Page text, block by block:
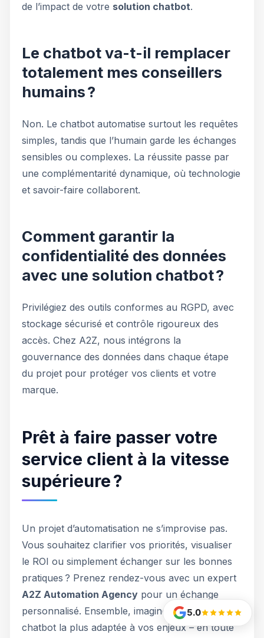
de l’impact de votre solution chatbot.
Le chatbot va-t-il remplacer
totalement mes conseillers
humains ?
Non. Le chatbot automatise surtout les requêtes
simples, tandis que l’humain garde les échanges
sensibles ou complexes. La réussite passe par
une complémentarité dynamique, où technologie
et savoir-faire collaborent.
Comment garantir la
confidentialité des données
avec une solution chatbot ?
Privilégiez des outils conformes au RGPD, avec
stockage sécurisé et contrôle rigoureux des
accès. Chez A2Z, nous intégrons la
gouvernance des données dans chaque étape
du projet pour protéger vos clients et votre
marque.
Prêt à faire passer votre
service client à la vitesse
supérieure ?
Un projet d’automatisation ne s’improvise pas.
Vous souhaitez clarifier vos priorités, visualiser
le ROI ou simplement échanger sur les bonnes
pratiques ? Prenez rendez-vous avec un expert
A2Z Automation Agency pour un échange
personnalisé. Ensemble, imaginons la solution
chatbot la plus adaptée à vos enjeux – en toute
5.0